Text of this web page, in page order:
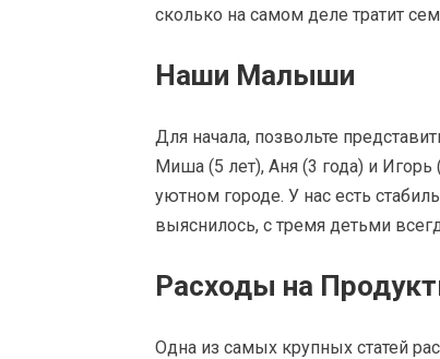
сколько на самом деле тратит
Наши Малыши
Для начала, позвольте
Миша (5 лет), Аня (3 года) и
уютном городе. У нас есть
выяснилось, с тремя детьми
Расходы на
Одна из самых крупных статей